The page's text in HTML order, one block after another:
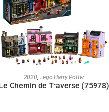
AJOUTER AU PANIER
2020, Lego Harry Potter
Le Chemin de Traverse (75978)